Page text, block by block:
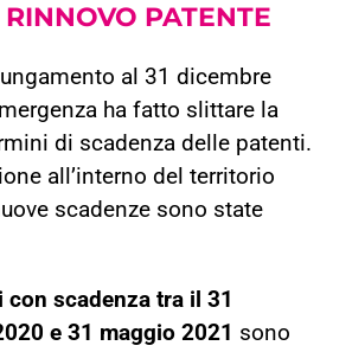
RINNOVO PATENTE
al 31 dicembre
ha fatto slittare la
di scadenza delle patenti.
all’interno del territorio
scadenze sono state
con scadenza tra il 31
e 31 maggio 2021 sono